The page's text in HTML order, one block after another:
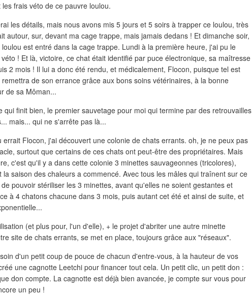
frais véto de ce pauvre loulou.
les détails, mais nous avons mis 5 jours et 5 soirs à trapper ce loulou, très
autour, sur, devant ma cage trappe, mais jamais dedans ! Et dimanche soir,
est entré dans la cage trappe. Lundi à la première heure, j'ai pu le
! Et là, victoire, ce chat était identifié par puce électronique, sa maîtresse
2 mois ! Il lui a donc été rendu, et médicalement, Flocon, puisque tel est
de son errance grâce aux bons soins vétérinaires, à la bonne
de sa Môman...
qui finit bien, le premier sauvetage pour moi qui termine par des retrouvailles
mais... qui ne s'arrête pas là...
errait Flocon, j'ai découvert une colonie de chats errants. oh, je ne peux pas
surtout que certains de ces chats ont peut-être des propriétaires. Mais
c'est qu'il y a dans cette colonie 3 minettes sauvageonnes (tricolores),
la saison des chaleurs a commencé. Avec tous les mâles qui traînent sur ce
pouvoir stériliser les 3 minettes, avant qu'elles ne soient gestantes et
à 4 chatons chacune dans 3 mois, puis autant cet été et ainsi de suite, et
(et plus pour, l'un d'elle), + le projet d'abriter une autre minette
site de chats errants, se met en place, toujours grâce aux "réseaux".
d'un petit coup de pouce de chacun d'entre-vous, à la hauteur de vos
une cagnotte Leetchi pour financer tout cela. Un petit clic, un petit don :
don compte. La cagnotte est déjà bien avancée, je compte sur vous pour
un peu !